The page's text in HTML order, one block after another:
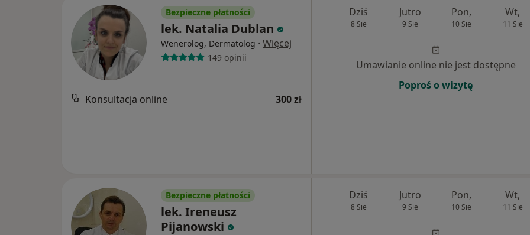
Bezpieczne płatności
lek. Natalia Dublan
Wenerolog, Dermatolog · Więcej
149 opinii
Konsultacja online 300 zł
Dziś
8 Sie
Jutro
9 Sie
Pon,
10 Sie
Wt,
11 Sie
Umawianie online nie jest dostępne
Poproś o wizytę
Bezpieczne płatności
lek. Ireneusz
Pijanowski
Dziś
8 Sie
Jutro
9 Sie
Pon,
10 Sie
Wt,
11 Sie